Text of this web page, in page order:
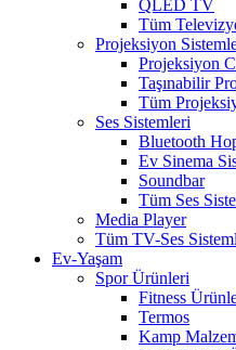
QLED TV
Tüm
Projeksiyon
Projeksiyon
Taşınabilir
Tüm
Ses Sistemleri
Bluetooth
Ev Sinema
Soundbar
Tüm Ses
Media Player
Tüm TV-Ses
Ev-Yaşam
Spor Ürünleri
Fitness
Termos
Kamp